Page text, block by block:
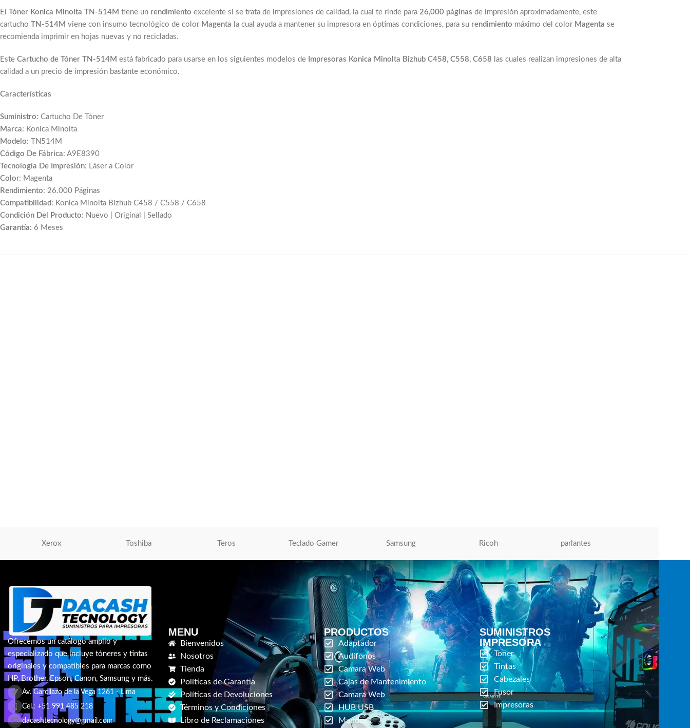
El Tóner Konica Minolta TN-514M tiene un rendimiento excelente si se trata de impresiones de calidad, la cual te rinde para 26,000 páginas de impresión aproximadamente, este
cartucho TN-514M viene con insumo tecnológico de color Magenta la cual ayuda a mantener su impresora en óptimas condiciones, para su rendimiento máximo del color Magenta se
recomienda imprimir en hojas nuevas y no recicladas.
Este Cartucho de Tóner TN-514M está fabricado para usarse en los siguientes modelos de Impresoras Konica Minolta Bizhub C458, C558, C658 las cuales realizan impresiones de alta
calidad a un precio de impresión bastante económico.
Características
Suministro: Cartucho De Tóner
Marca: Konica Minolta
Modelo: TN514M
Código De Fábrica: A9E8390
Tecnología De Impresión: Láser a Color
Color: Magenta
Rendimiento: 26.000 Páginas
Compatibilidad : Konica Minolta Bizhub C458 / C558 / C658
Condición Del Producto: Nuevo | Original | Sellado
Garantía: 6 Meses
Xerox Toshiba Teros Teclado Gamer Samsung Ricoh parlantes
Ofrecemos un catálogo amplio y
especializado que incluye tóneres y tintas
originales y compatibles para marcas como
HP, Brother, Epson, Canon, Samsung y más.
Av. Garcilazo de la Vega 1261 - Lima
Cel.: +51 991 485 218
dacashtecnology@gmail.com
MENU
Bienvenidos
Nosotros
Tienda
Políticas de Garantia
Políticas de Devoluciones
Términos y Condiciones
Libro de Reclamaciones
PRODUCTOS
Adaptador
Audifonos
Camara Web
Cajas de Mantenimiento
Camara Web
HUB USB
Mandos
SUMINISTROS
IMPRESORA
Toner
Tintas
Cabezales
Fusor
Impresoras